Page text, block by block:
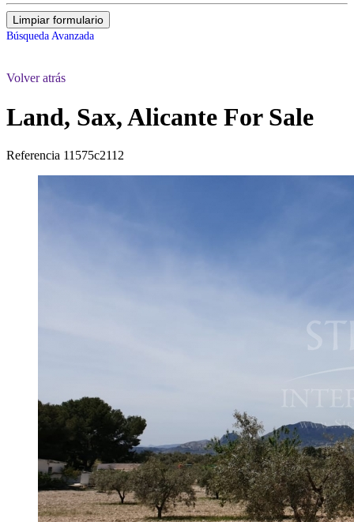
Limpiar formulario
Búsqueda Avanzada
Volver atrás
Land, Sax, Alicante For Sale
Referencia 11575c2112